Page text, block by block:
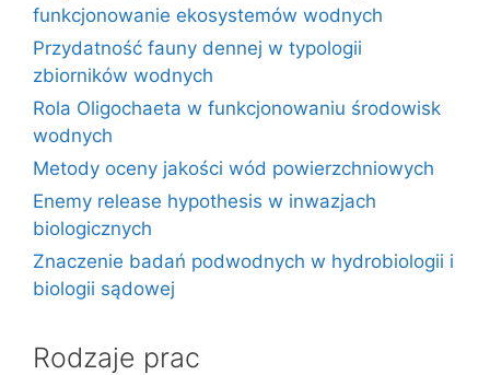
funkcjonowanie ekosystemów wodnych
Przydatność fauny dennej w typologii
zbiorników wodnych
Rola Oligochaeta w funkcjonowaniu środowisk
wodnych
Metody oceny jakości wód powierzchniowych
Enemy release hypothesis w inwazjach
biologicznych
Znaczenie badań podwodnych w hydrobiologii i
biologii sądowej
Rodzaje prac